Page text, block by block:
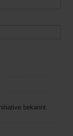
bekannt.